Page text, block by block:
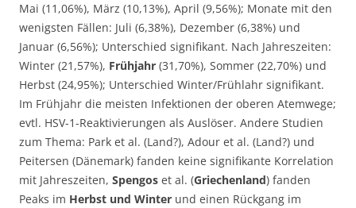
Mai (11,06%), März (10,13%), April (9,56%); Monate mit den
wenigsten Fällen: Juli (6,38%), Dezember (6,38%) und
Januar (6,56%); Unterschied signifikant. Nach Jahreszeiten:
Winter (21,57%), Frühjahr (31,70%), Sommer (22,70%) und
Herbst (24,95%); Unterschied Winter/Frühlahr signifikant.
Im Frühjahr die meisten Infektionen der oberen Atemwege;
evtl. HSV-1-Reaktivierungen als Auslöser. Andere Studien
zum Thema: Park et al. (Land?), Adour et al. (Land?) und
Peitersen (Dänemark) fanden keine signifikante Korrelation
mit Jahreszeiten, Spengos et al. (Griechenland) fanden
Peaks im Herbst und Winter und einen Rückgang im